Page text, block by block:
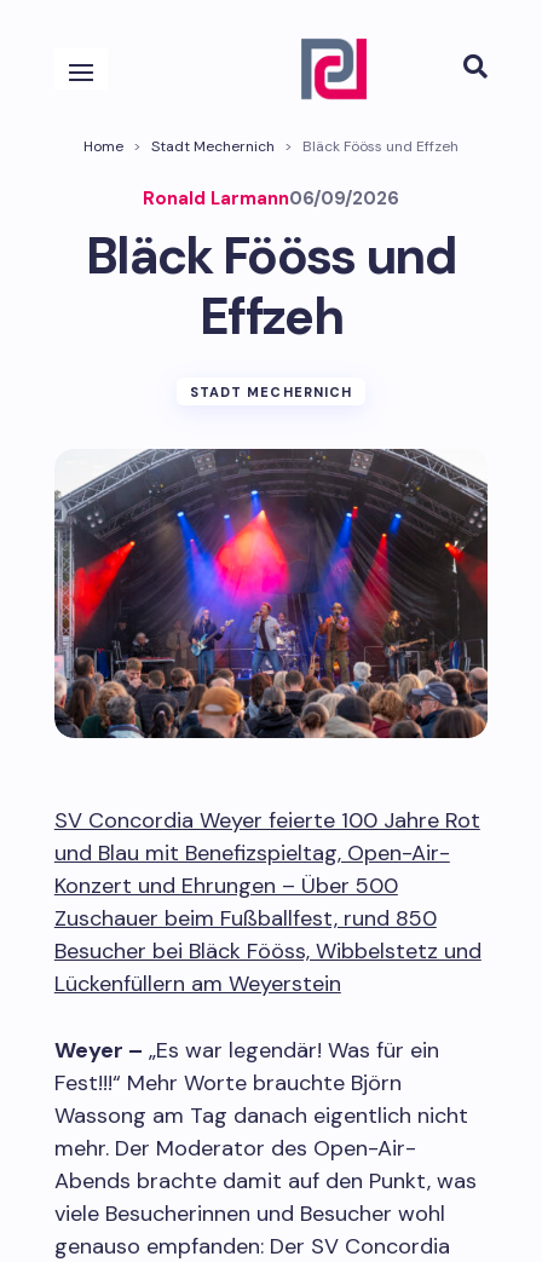

Home > Stadt Mechernich > Bläck Fööss und Effzeh
Ronald Larmann06/09/2026
Bläck Fööss und
Effzeh
STADT MECHERNICH
SV Concordia Weyer feierte 100 Jahre Rot
und Blau mit Benefizspieltag, Open-Air-
Konzert und Ehrungen – Über 500
Zuschauer beim Fußballfest, rund 850
Besucher bei Bläck Fööss, Wibbelstetz und
Lückenfüllern am Weyerstein
Weyer – „Es war legendär! Was für ein
Fest!!!“ Mehr Worte brauchte Björn
Wassong am Tag danach eigentlich nicht
mehr. Der Moderator des Open-Air-
Abends brachte damit auf den Punkt, was
viele Besucherinnen und Besucher wohl
genauso empfanden: Der SV Concordia